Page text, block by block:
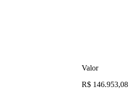
Valor
R$ 146.953,08